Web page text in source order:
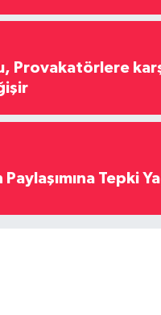
Provakatörlere
Tepki